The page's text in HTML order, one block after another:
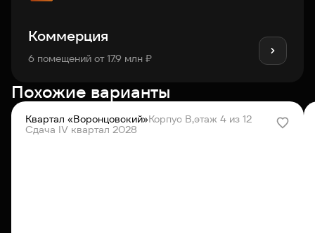
Коммерция
6 помещений от 17.9 млн ₽
Похожие варианты
Квартал «Воронцовский»Корпус В,этаж 4 из 12
Сдача IV квартал 2028